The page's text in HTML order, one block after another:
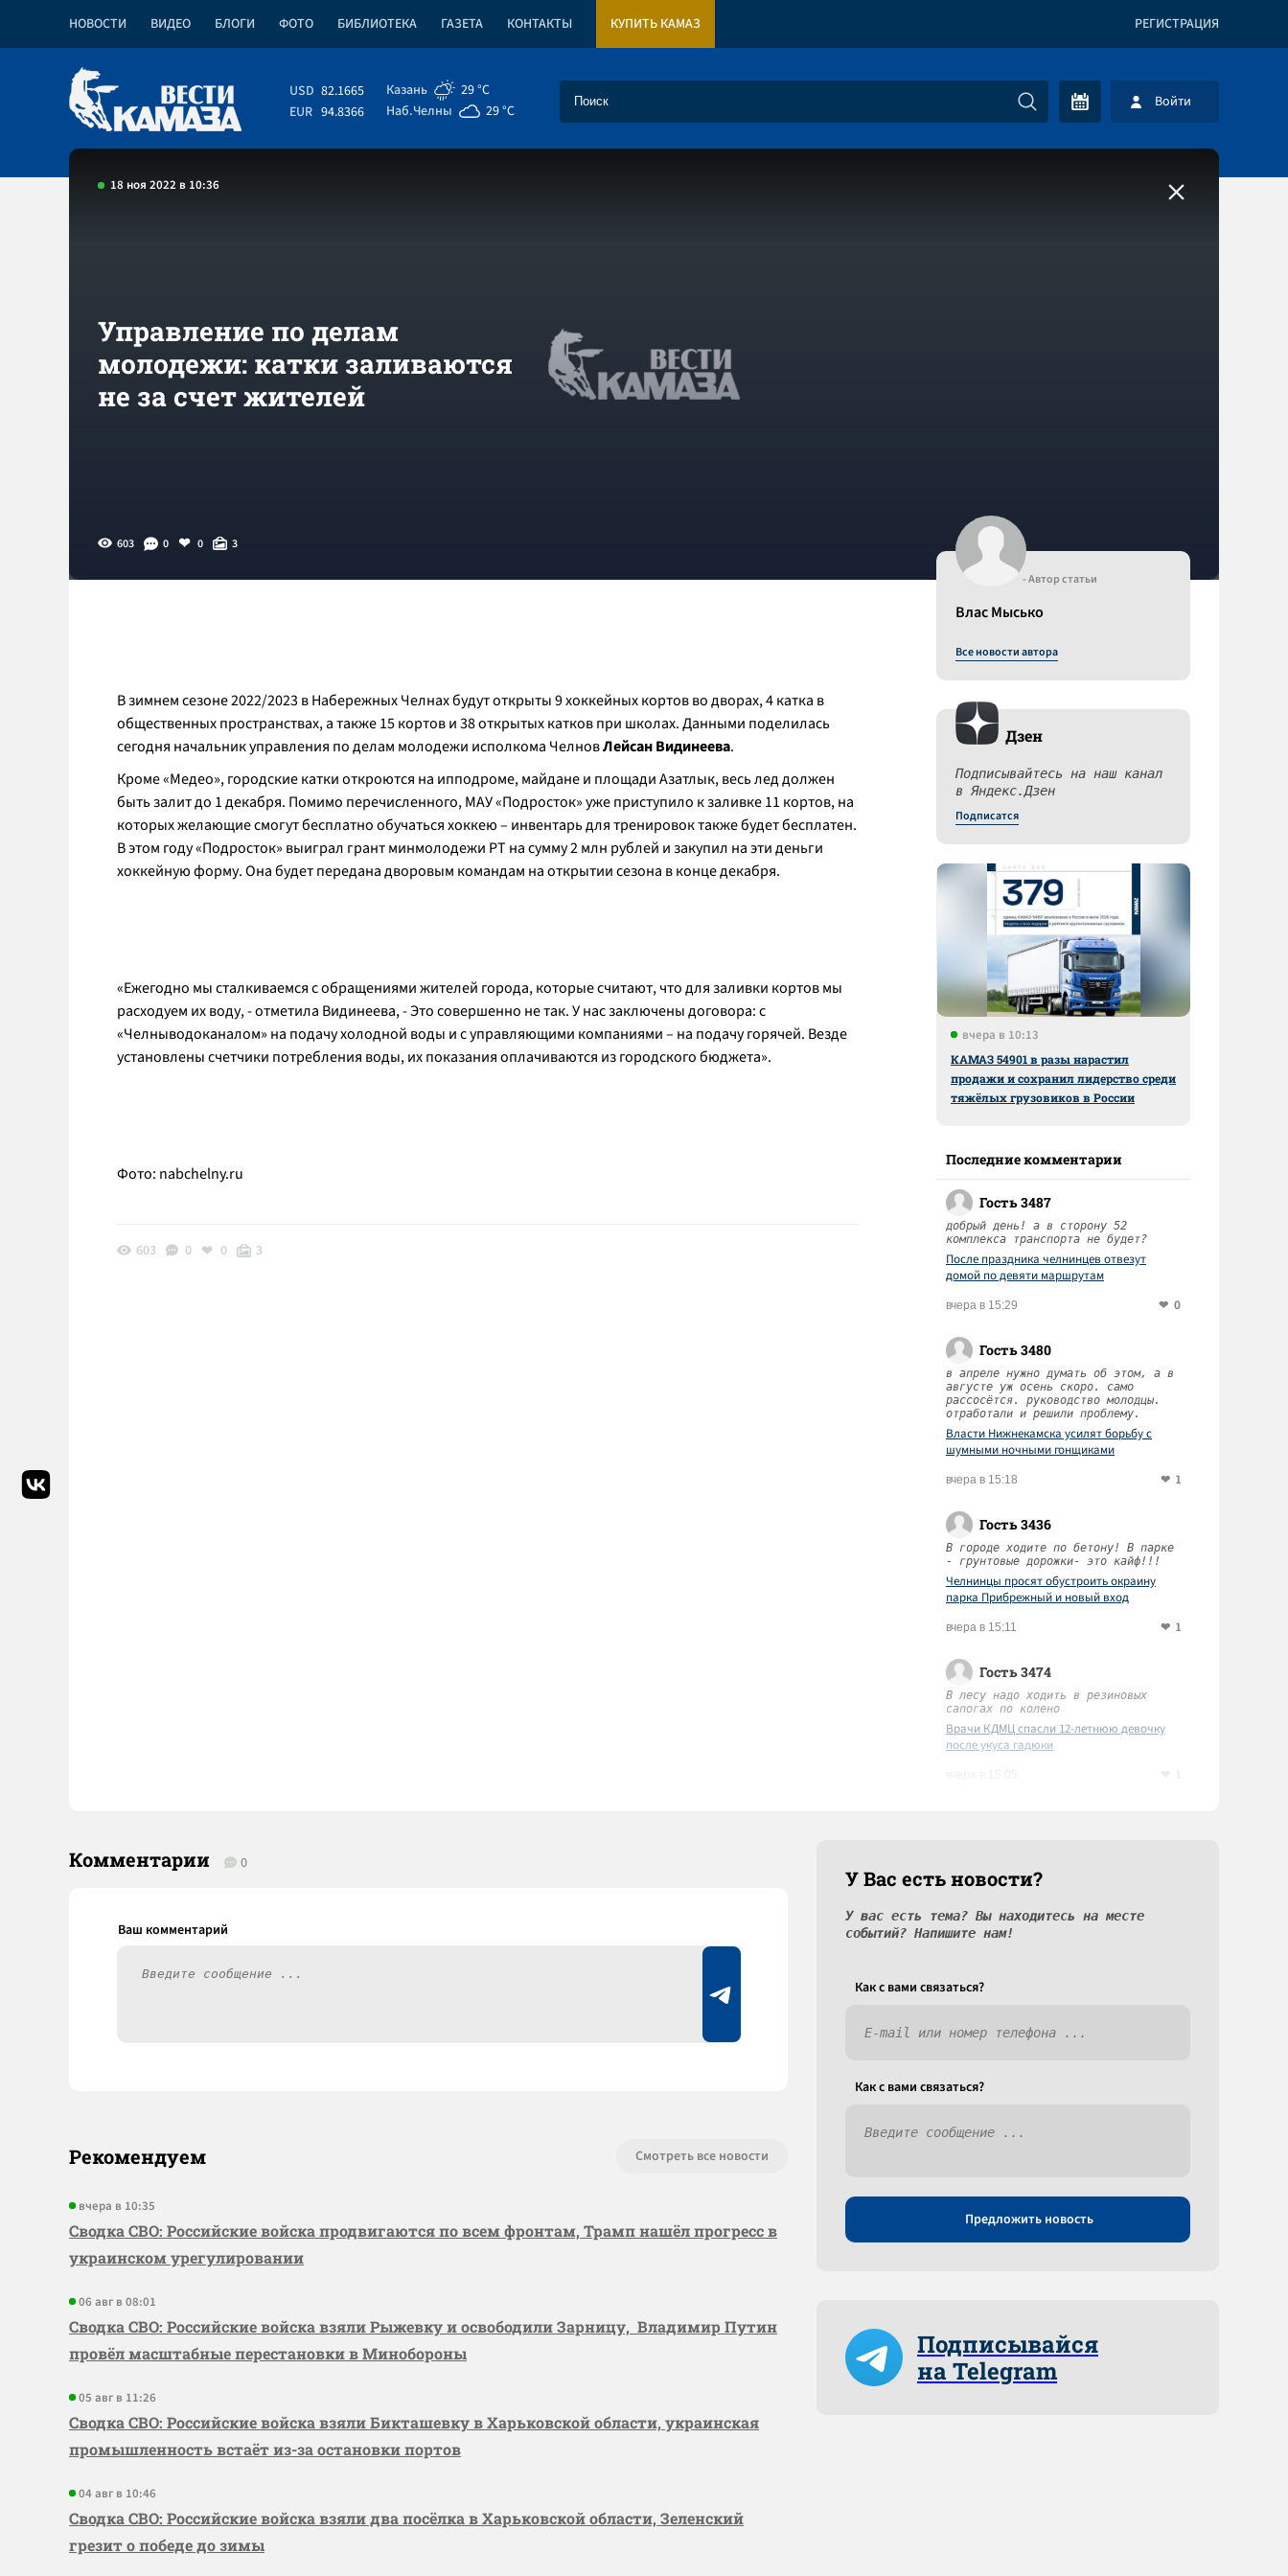
НОВОСТИ ВИДЕО БЛОГИ ФОТО БИБЛИОТЕКА ГАЗЕТА КОНТАКТЫ КУПИТЬ КАМАЗ РЕГИСТРАЦИЯ
USD 82.1665
EUR 94.8366
Казань
29 °C
Наб.Челны
29 °C Войти
18 ноя 2022 в 10:36
Управление по делам
молодежи: катки заливаются
не за счет жителей
603 0 0 3
В зимнем сезоне 2022/2023 в Набережных Челнах будут открыты 9 хоккейных кортов во дворах, 4 катка в
общественных пространствах, а также 15 кортов и 38 открытых катков при школах. Данными поделилась
сегодня начальник управления по делам молодежи исполкома ЧелновЛейсан Видинеева.
Кроме «Медео», городские катки откроются на ипподроме, майдане и площади Азатлык, весь лед должен
быть залит до 1 декабря. Помимо перечисленного, МАУ «Подросток» уже приступило к заливке 11 кортов, на
которых желающие смогут бесплатно обучаться хоккею – инвентарь для тренировок также будет бесплатен.
В этом году «Подросток» выиграл грант минмолодежи РТ на сумму 2 млн рублей и закупил на эти деньги
хоккейную форму. Она будет передана дворовым командам на открытии сезона в конце декабря.
«Ежегодно мы сталкиваемся с обращениями жителей города, которые считают, что для заливки кортов мы
расходуем их воду, - отметила Видинеева, - Это совершенно не так. У нас заключены договора: с
«Челныводоканалом» на подачу холодной воды и с управляющими компаниями – на подачу горячей. Везде
установлены счетчики потребления воды, их показания оплачиваются из городского бюджета».
Фото: nabchelny.ru
603 0 0 3
- Автор статьи
Влас Мысько
Все новости автора
Дзен
Подписывайтесь на наш канал
в Яндекс.Дзен
Подписатся
вчера в 10:13
КАМАЗ 54901 в разы нарастил
продажи и сохранил лидерство среди
тяжёлых грузовиков в России
Последние комментарии
Гость 3487
добрый день! а в сторону 52
комплекса транспорта не будет?
После праздника челнинцев отвезут
домой по девяти маршрутам
вчера в 15:29 0
Гость 3480
в апреле нужно думать об этом, а в
августе уж осень скоро. само
рассосётся. руководство молодцы.
отработали и решили проблему.
Власти Нижнекамска усилят борьбу с
шумными ночными гонщиками
вчера в 15:18 1
Гость 3436
В городе ходите по бетону! В парке
- грунтовые дорожки- это кайф!!!
Челнинцы просят обустроить окраину
парка Прибрежный и новый вход
вчера в 15:11 1
Гость 3474
В лесу надо ходить в резиновых
сапогах по колено
Врачи КДМЦ спасли 12-летнюю девочку
после укуса гадюки
Комментарии 0
Рекомендуем Смотреть все новости
вчера в 10:35
Сводка СВО: Российские войска продвигаются по всем фронтам, Трамп нашёл прогресс в
украинском урегулировании
06 авг в 08:01
Сводка СВО: Российские войска взяли Рыжевку и освободили Зарницу, Владимир Путин
провёл масштабные перестановки в Минобороны
05 авг в 11:26
Сводка СВО: Российские войска взяли Бикташевку в Харьковской области, украинская
промышленность встаёт из-за остановки портов
04 авг в 10:46
Сводка СВО: Российские войска взяли два посёлка в Харьковской области, Зеленский
грезит о победе до зимы
У Вас есть новости?
У вас есть тема? Вы находитесь на месте
событий? Напишите нам!
Как c вами связаться?
Как c вами связаться?
Предложить новость
Подписывайся
на Telegram